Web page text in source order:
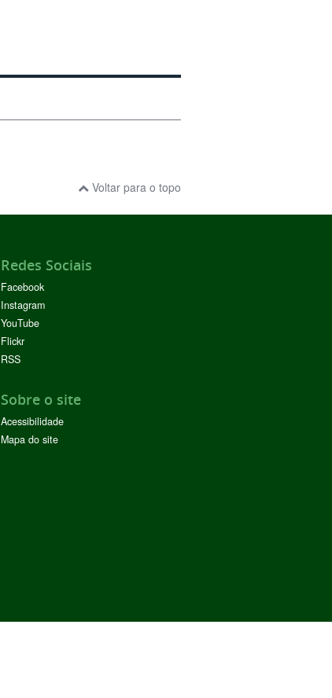
Voltar para o topo
Redes Sociais
Facebook
Instagram
YouTube
Flickr
RSS
Sobre o site
Acessibilidade
Mapa do site